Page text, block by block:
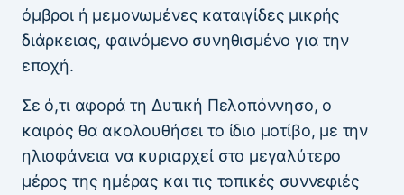
όμβροι ή μεμονωμένες καταιγίδες μικρής
διάρκειας, φαινόμενο συνηθισμένο για την
εποχή.
Σε ό,τι αφορά τη Δυτική Πελοπόννησο, ο
καιρός θα ακολουθήσει το ίδιο μοτίβο, με την
ηλιοφάνεια να κυριαρχεί στο μεγαλύτερο
μέρος της ημέρας και τις τοπικές συννεφιές